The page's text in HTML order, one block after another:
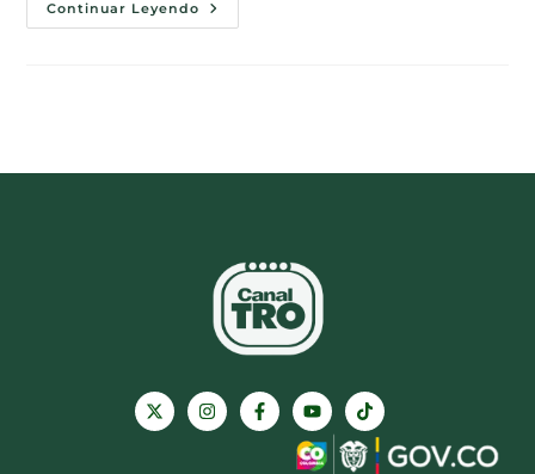
Continuar Leyendo